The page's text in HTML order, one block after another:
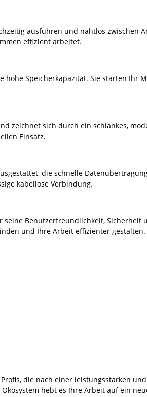
ausführen und nahtlos
effizient arbeitet.
hohe Speicherkapazität. Sie starten
zeichnet sich durch ein schlankes,
Einsatz.
die schnelle
kabellose Verbindung.
seine Benutzerfreundlichkeit,
und Ihre Arbeit effizienter gestalten.
die nach einer leistungsstarken
hebt es Ihre Arbeit auf ein